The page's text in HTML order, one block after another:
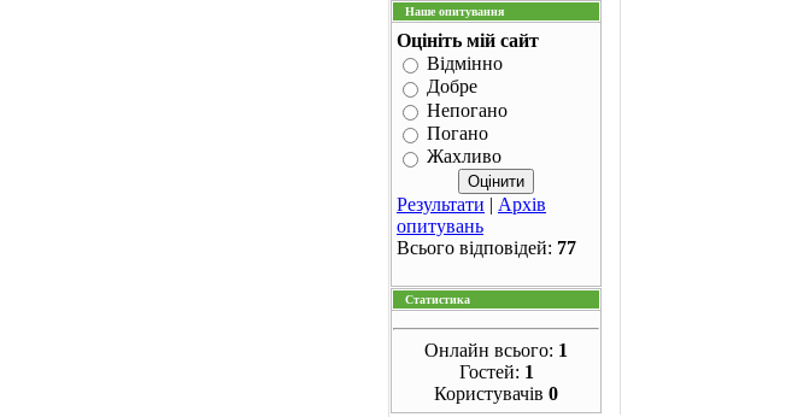
Наше опитування
Оцініть мій сайт
Відмінно
Добре
Непогано
Погано
Жахливо
Результати | Архів
опитувань
Всього відповідей: 77
Статистика
Онлайн всього: 1
Гостей: 1
Користувачів 0